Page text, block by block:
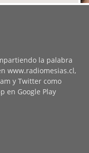
la palabra
www.radiomesias.cl,
y Twitter como
en Google Play